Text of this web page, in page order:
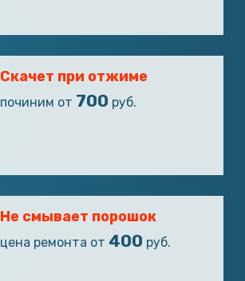
Скачет при отжиме
починим от 700 руб.
Не смывает порошок
цена ремонта от 400 руб.